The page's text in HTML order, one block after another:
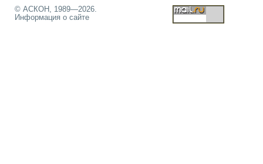
© АСКОН, 1989—2026.
Информация о сайте